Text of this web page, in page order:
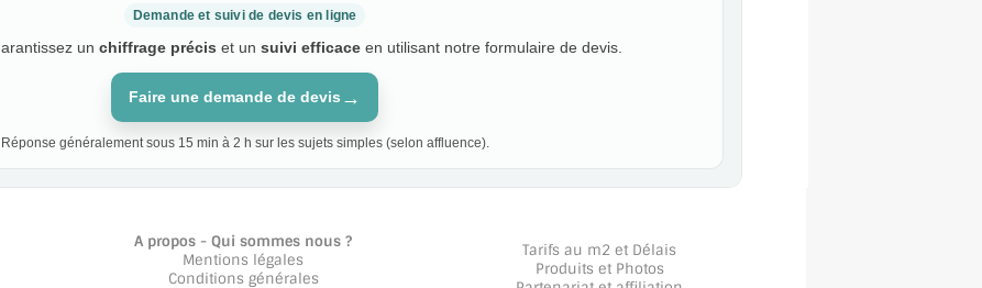
Demande et suivi de devis en ligne
un chiffrage précis et un suivi efficaceen utilisant notre formulaire de devis.
Faire une demande de devis →
Réponse généralement sous 15 min à 2 h sur les sujets simples (selon affluence).
A propos - Qui sommes nous ?
Mentions légales
Conditions générales
Tarifs au m2 et Délais
Produits et Photos